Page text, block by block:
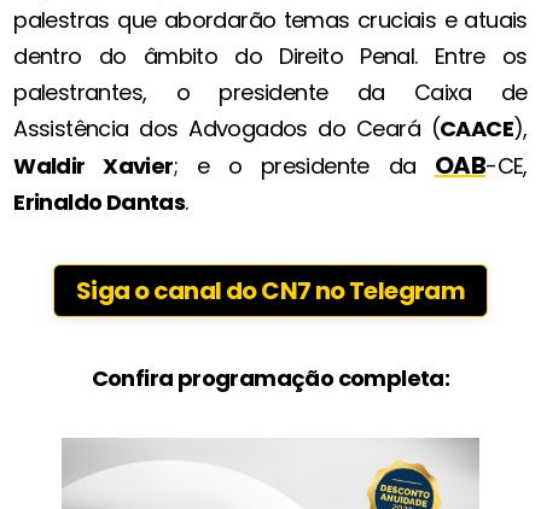
palestras que abordarão temas cruciais e atuais
dentro do âmbito do Direito Penal. Entre os
palestrantes, o presidente da Caixa de
Assistência dos Advogados do Ceará (CAACE),
Waldir Xavier; e o presidente da OAB-CE,
Erinaldo Dantas.
Siga o canal do CN7 no Telegram
Confira programação completa: